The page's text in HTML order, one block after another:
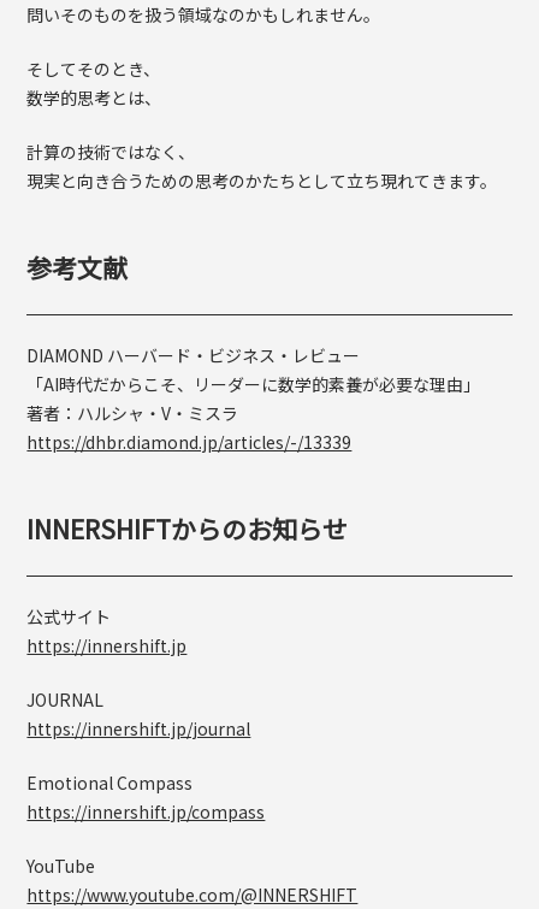
問いそのものを扱う領域なのかもしれません。
そしてそのとき、
数学的思考とは、
計算の技術ではなく、
現実と向き合うための思考のかたちとして立ち現れてきます。
参考文献
DIAMOND ハーバード・ビジネス・レビュー
「AI時代だからこそ、リーダーに数学的素養が必要な理由」
著者：ハルシャ・V・ミスラ
https://dhbr.diamond.jp/articles/-/13339
INNERSHIFTからのお知らせ
公式サイト
https://innershift.jp
JOURNAL
https://innershift.jp/journal
Emotional Compass
https://innershift.jp/compass
YouTube
https://www.youtube.com/@INNERSHIFT